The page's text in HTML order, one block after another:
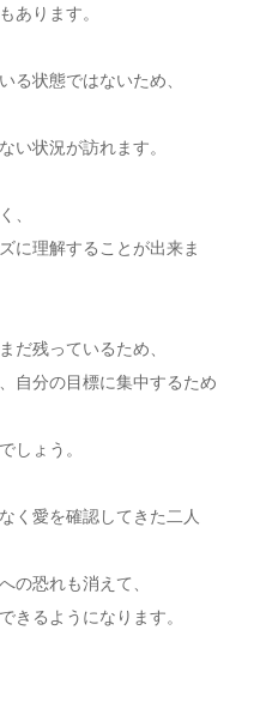
あります。
る状態ではないため、
い状況が訪れます。
、
に理解することが出来ま
だ残っているため、
自分の目標に集中するため
しょう。
く愛を確認してきた二人
の恐れも消えて、
きるようになります。